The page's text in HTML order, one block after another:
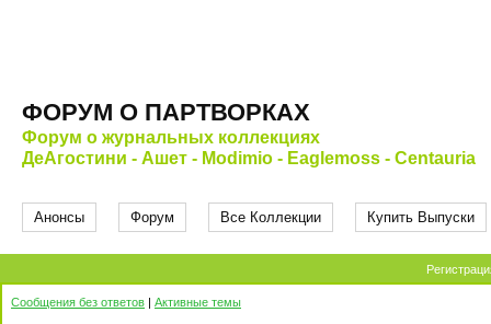
ФОРУМ О ПАРТВОРКАХ
Форум о журнальных коллекциях
ДеАгостини - Ашет - Modimio - Eaglemoss - Centauria
Анонсы Форум Все Коллекции Купить Выпуски
Сообщения без ответов | Активные темы